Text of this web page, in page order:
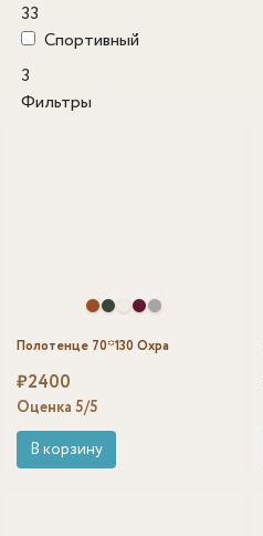
33
Спортивный
3
Фильтры
Полотенце 70*130 Охра
₽2400
Оценка 5/5
В корзину